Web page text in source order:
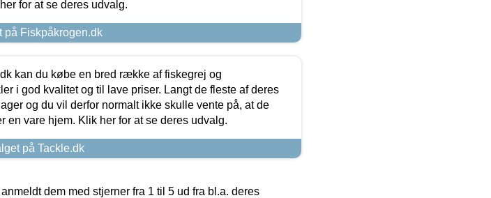
for at se deres udvalg.
på Fiskpåkrogen.dk
kan du købe en bred række af fiskegrej og
i god kvalitet og til lave priser. Langt de fleste af deres
og du vil derfor normalt ikke skulle vente på, at de
en vare hjem. Klik her for at se deres udvalg.
på Tackle.dk
dem med stjerner fra 1 til 5 ud fra bl.a. deres